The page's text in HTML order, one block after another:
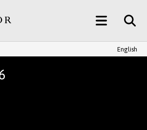
Main
Menu
English
AG UN O